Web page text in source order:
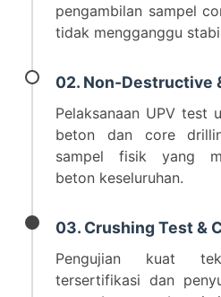
pengambilan sampel
tidak mengganggu
02. Non-Destructive
Pelaksanaan UPV test
beton dan core
sampel fisik yang
beton keseluruhan.
03. Crushing Test &
Pengujian kuat
tersertifikasi dan